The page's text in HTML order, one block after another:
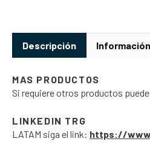
Descripción
MAS PRODUCTOS
Si requiere otros productos
LINKEDIN TRG
LATAM siga el link: https://